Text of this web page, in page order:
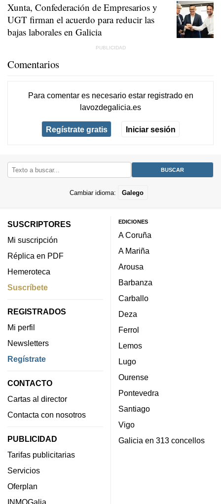
Xunta, Confederación de Empresarios y
UGT firman el acuerdo para reducir las
bajas laborales en Galicia
Comentarios
Para comentar es necesario estar registradoen
lavozdegalicia.es
Regístrate gratis Iniciar sesión
Cambiar idioma: Galego
SUSCRIPTORES
Mi suscripción
Réplica en PDF
Hemeroteca
Suscríbete
REGISTRADOS
Mi perfil
Newsletters
Regístrate
CONTACTO
Cartas al director
Contacta con nosotros
PUBLICIDAD
Tarifas publicitarias
Servicios
Oferplan
EDICIONES
A Coruña
A Mariña
Arousa
Barbanza
Carballo
Deza
Ferrol
Lemos
Lugo
Ourense
Pontevedra
Santiago
Vigo
Galicia en 313 concellos